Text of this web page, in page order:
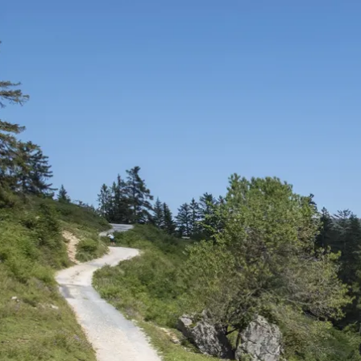
Mountainbiken
Chiemsee &
Aktivitäten für die Familie
Winter
Golfen
Orte